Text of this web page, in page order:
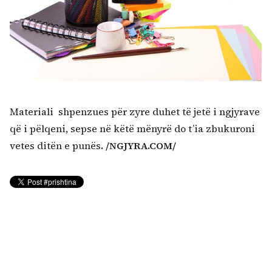
Materiali shpenzues për zyre duhet të jetë i ngjyrave
që i pëlqeni, sepse në këtë mënyrë do t’ia zbukuroni
vetes ditën e punës. /NGJYRA.COM/